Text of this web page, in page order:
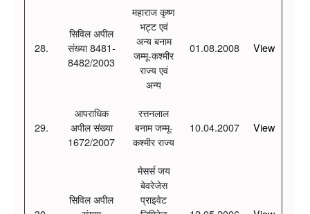
28.
सिविल अपील
संख्या 8481-
8482/2003
महाराज कृष्ण
भट्ट एवं
अन्य बनाम
जम्मू-कश्मीर
राज्य एवं
अन्य
01.08.2008 View
29.
आपराधिक
अपील संख्या
1672/2007
रत्तनलाल
बनाम जम्मू-
कश्मीर राज्य
10.04.2007 View
सिविल अपील
मेसर्स जय
बेवरेजेस
प्राइवेट